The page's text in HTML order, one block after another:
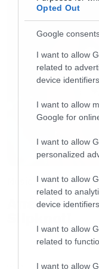
Opted Out
Google
I want to allow
related to
device
I want to allow
Google for
I want to allow
personalized
I want to allow
related to
device
I want to allow
related to
I want to allow
δεκάδες είδη
οργανοπαίχτες
με έναν μόνο
πρεσβεύει η
πλειοψηφία τα
καθένας μπορεί
μακρύ του και
Αυτό που είναι
21 χρόνια
κρίνεται από
πίσω.
μικρόβιο που
μεγάλωσαν εκεί
αναμνήσεις που
Απέλυσαν